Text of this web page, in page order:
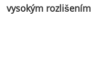
vysokým rozlišením